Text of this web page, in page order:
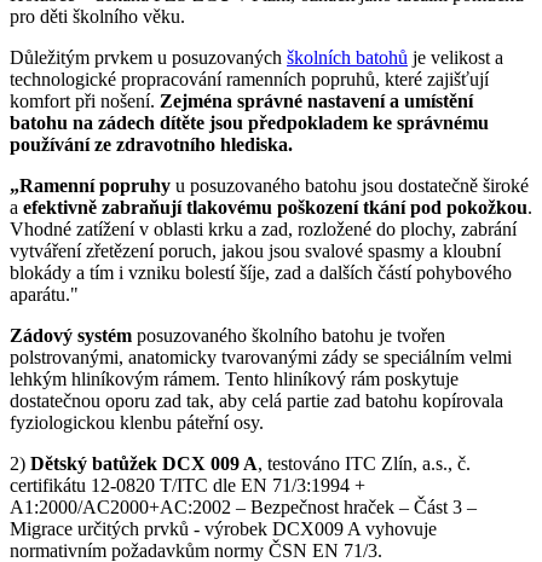
pro děti školního věku.
Důležitým prvkem u posuzovaných školních batohů je velikost a
technologické propracování ramenních popruhů, které zajišťují
komfort při nošení. Zejména správné nastavení a umístění
batohu na zádech dítěte jsou předpokladem ke správnému
používání ze zdravotního hlediska.
„Ramenní popruhy u posuzovaného batohu jsou dostatečně široké
a efektivně zabraňují tlakovému poškození tkání pod pokožkou.
Vhodné zatížení v oblasti krku a zad, rozložené do plochy, zabrání
vytváření zřetězení poruch, jakou jsou svalové spasmy a kloubní
blokády a tím i vzniku bolestí šíje, zad a dalších částí pohybového
aparátu."
Zádový systém posuzovaného školního batohu je tvořen
polstrovanými, anatomicky tvarovanými zády se speciálním velmi
lehkým hliníkovým rámem. Tento hliníkový rám poskytuje
dostatečnou oporu zad tak, aby celá partie zad batohu kopírovala
fyziologickou klenbu páteřní osy.
2) Dětský batůžek DCX 009 A, testováno ITC Zlín, a.s., č.
certifikátu 12-0820 T/ITC dle EN 71/3:1994 +
A1:2000/AC2000+AC:2002 – Bezpečnost hraček – Část 3 –
Migrace určitých prvků - výrobek DCX009 A vyhovuje
normativním požadavkům normy ČSN EN 71/3.